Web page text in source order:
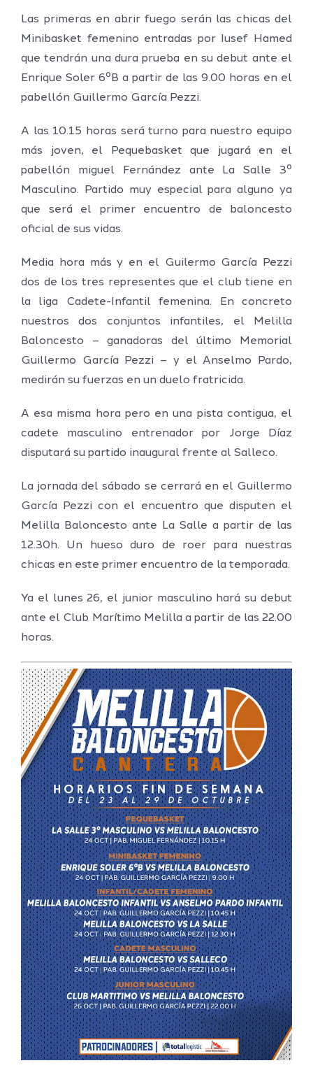
Las primeras en abrir fuego serán las chicas del
Minibasket femenino entradas por Iusef Hamed
que tendrán una dura prueba en su debut ante el
Enrique Soler 6ºB a partir de las 9.00 horas en el
pabellón Guillermo García Pezzi.
A las 10.15 horas será turno para nuestro equipo
más joven, el Pequebasket que jugará en el
pabellón miguel Fernández ante La Salle 3º
Masculino. Partido muy especial para alguno ya
que será el primer encuentro de baloncesto
oficial de sus vidas.
Media hora más y en el Guilermo García Pezzi
dos de los tres representes que el club tiene en
la liga Cadete-Infantil femenina. En concreto
nuestros dos conjuntos infantiles, el Melilla
Baloncesto – ganadoras del último Memorial
Guillermo García Pezzi – y el Anselmo Pardo,
medirán su fuerzas en un duelo fratricida.
A esa misma hora pero en una pista contigua, el
cadete masculino entrenador por Jorge Díaz
disputará su partido inaugural frente al Salleco.
La jornada del sábado se cerrará en el Guillermo
García Pezzi con el encuentro que disputen el
Melilla Baloncesto ante La Salle a partir de las
12.30h. Un hueso duro de roer para nuestras
chicas en este primer encuentro de la temporada.
Ya el lunes 26, el junior masculino hará su debut
ante el Club Marítimo Melilla a partir de las 22.00
horas.